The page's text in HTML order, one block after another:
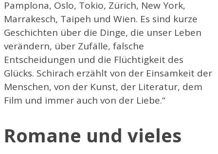
Pamplona, Oslo, Tokio, Zürich, New York,
Marrakesch, Taipeh und Wien. Es sind kurze
Geschichten über die Dinge, die unser Leben
verändern, über Zufälle, falsche
Entscheidungen und die Flüchtigkeit des
Glücks. Schirach erzählt von der Einsamkeit der
Menschen, von der Kunst, der Literatur, dem
Film und immer auch von der Liebe.“
Romane und vieles